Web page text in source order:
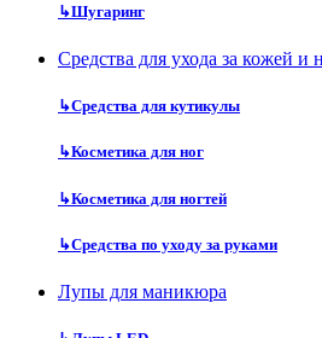
↳Шугаринг
Средства для ухода за кожей и
↳Средства для кутикулы
↳Косметика для ног
↳Косметика для ногтей
↳Средства по уходу за руками
Лупы для маникюра